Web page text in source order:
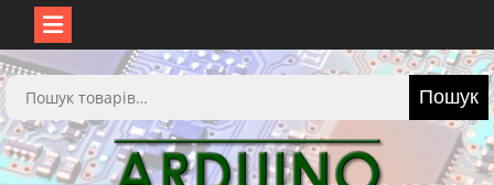
Перейти
до
вмісту
Шукати: Пошук